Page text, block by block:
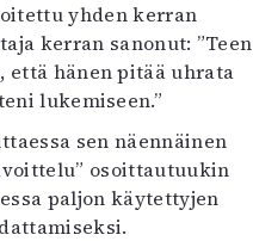
yhden kerran
kerran sanonut: ”Teen
hänen pitää uhrata
lukemiseen.”
sen näennäinen
osoittautuukin
paljon käytettyjen